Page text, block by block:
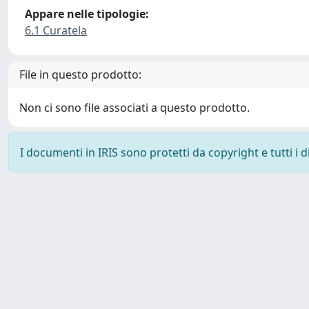
Appare nelle tipologie:
6.1 Curatela
File in questo prodotto:
Non ci sono file associati a questo prodotto.
I documenti in IRIS sono protetti da copyright e tutti i